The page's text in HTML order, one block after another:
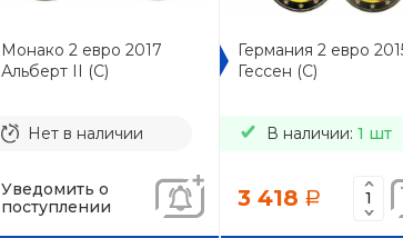
Монако 2 евро 2017
Альберт II (C)
Нет в наличии
Уведомить о
поступлении
Германия 2 евро
Гессен (C)
В наличии: 1 шт
3 418 a